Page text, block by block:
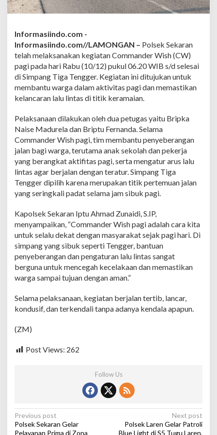
k
a
n
T
e
m
a
n
W
a
a
d
i
S
i
p
a
n
T
i
g
a
T
e
g
g
r
,
L
a
s
Informasiindo.com -
Informasiindo.com//LAMONGAN – Polsek Sekaran
telah melaksanakan kegiatan Commander Wish (CW)
pagi pada hari Rabu (10/12) pukul 06.20 WIB s/d selesai
di Simpang Tiga Tengger. Kegiatan ini ditujukan untuk
membantu warga dalam aktivitas pagi dan memastikan
kelancaran lalu lintas di titik keramaian.
Pelaksanaan dilakukan oleh dua petugas yaitu Bripka
Naise Madurela dan Briptu Fernanda. Selama
Commander Wish pagi, tim membantu penyeberangan
jalan bagi warga, terutama anak sekolah dan pekerja
yang berangkat aktifitas pagi, serta mengatur arus lalu
lintas agar berjalan dengan teratur. Simpang Tiga
Tengger dipilih karena merupakan titik pertemuan jalan
yang seringkali padat selama jam sibuk pagi.
Kapolsek Sekaran Iptu Ahmad Zunaidi, S.IP,
menyampaikan, “Commander Wish pagi adalah cara kita
untuk selalu dekat dengan masyarakat sejak pagi hari. Di
simpang yang sibuk seperti Tengger, bantuan
penyeberangan dan pengaturan lalu lintas sangat
berguna untuk mencegah kecelakaan dan memastikan
warga sampai tujuan dengan aman.”
Selama pelaksanaan, kegiatan berjalan tertib, lancar,
kondusif, dan terkendali tanpa adanya kendala apapun.
(ZM)
Post Views: 262
Follow Us
P
o
Previous post
Polsek Sekaran Gelar
Pelayanan Prima di Zona
Next post
Polsek Laren Gelar Patroli
Blue Light di S5 Tugu Laren,